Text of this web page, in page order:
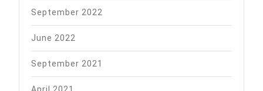
September 2022
June 2022
September 2021
April 2021